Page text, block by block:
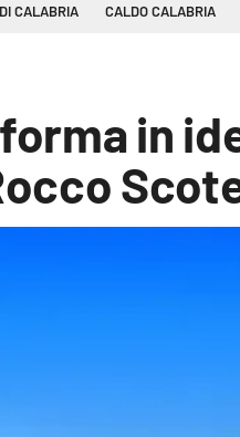
CALABRIA CALDO CALABRIA
in